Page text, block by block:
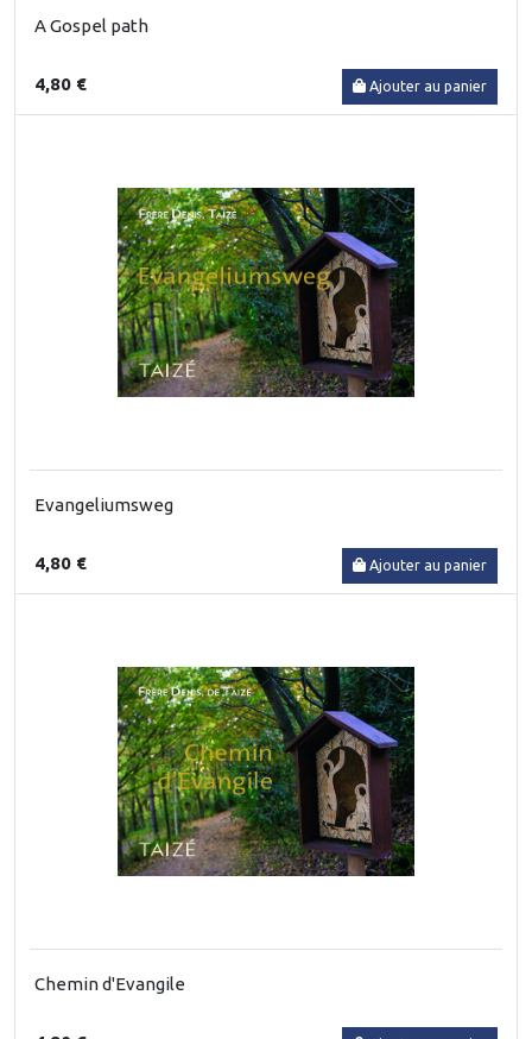
A Gospel path
4,80 € Ajouter au panier
Evangeliumsweg
4,80 € Ajouter au panier
Chemin d'Evangile